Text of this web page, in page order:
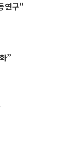
연구"
”